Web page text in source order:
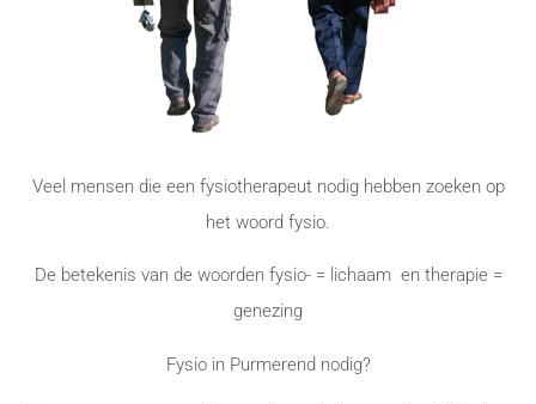
Veel mensen die een fysiotherapeut nodig hebben zoeken op
het woord fysio.
De betekenis van de woorden fysio- = lichaam en therapie =
genezing
Fysio in Purmerend nodig?